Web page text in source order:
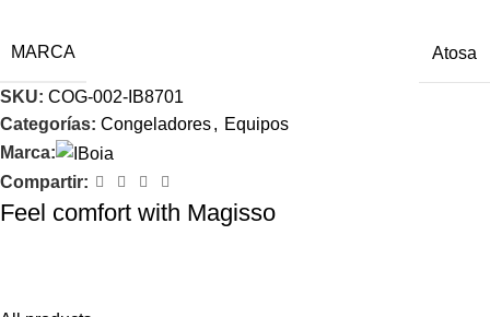
MARCA Atosa
SKU: COG-002-IB8701
Categorías: Congeladores, Equipos
Marca:
Compartir:
Feel comfort with Magisso